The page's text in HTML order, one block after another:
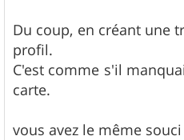
Du coup, en créant une
profil.
C'est comme s'il
carte.
vous avez le même souci